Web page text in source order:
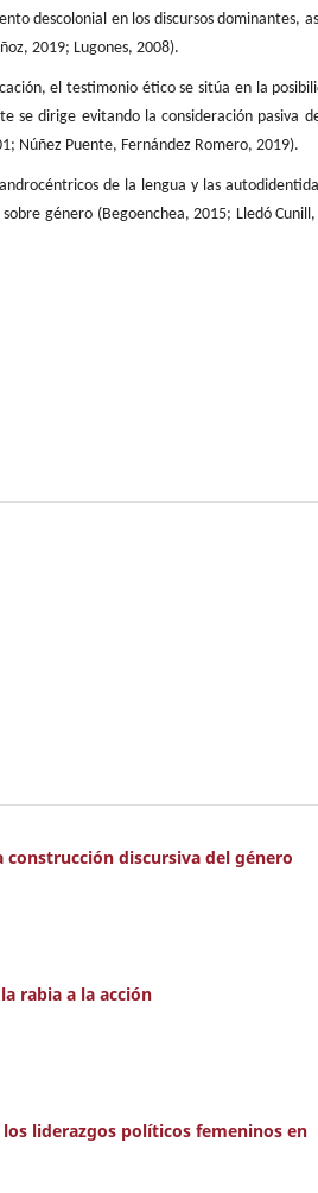
descolonial en los discursos dominantes,
2019; Lugones, 2008).
el testimonio ético se sitúa en la
se dirige evitando la consideración pasiva
Núñez Puente, Fernández Romero, 2019).
de la lengua y las
género (Begoenchea, 2015; Lledó
discursiva del género
rabia a la acción
liderazgos políticos femeninos en